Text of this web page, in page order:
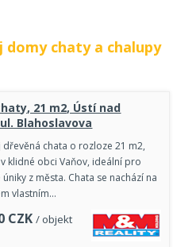
domy chaty a chalupy
21 m2, Ústí nad
Blahoslavova
chata o rozloze 21 m2,
klidné obci Vaňov, ideální pro
z města. Chata se nachází na
vlastním…
CZK / objekt